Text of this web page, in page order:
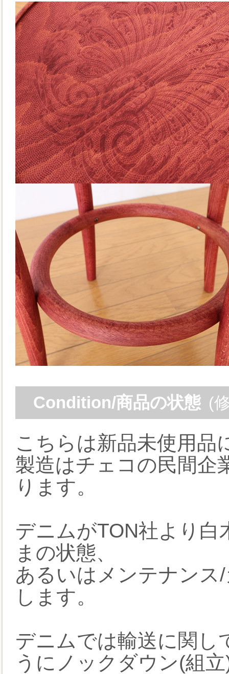
Condition/商品の状態 (
こちらは新品未使用品
製造はチェコの民間企
ります。
デニムがTON社より白
まの状態、
あるいはメンテナン
します。
デニムでは輸送に関し
うにノックダウン(組